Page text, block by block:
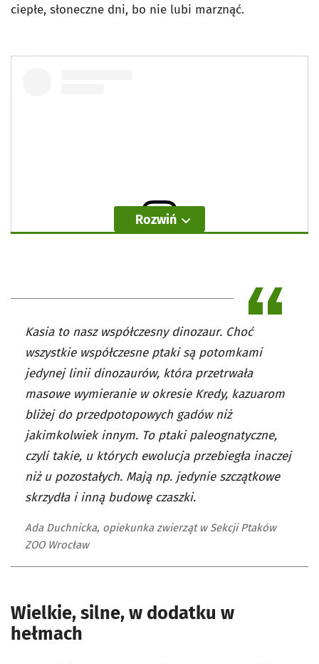
ciepłe, słoneczne dni, bo nie lubi marznąć.
Rozwiń
Kasia to nasz współczesny dinozaur. Choć
wszystkie współczesne ptaki są potomkami
jedynej linii dinozaurów, która przetrwała
masowe wymieranie w okresie Kredy, kazuarom
bliżej do przedpotopowych gadów niż
jakimkolwiek innym. To ptaki paleognatyczne,
czyli takie, u których ewolucja przebiegła inaczej
niż u pozostałych. Mają np. jedynie szczątkowe
skrzydła i inną budowę czaszki.
Ada Duchnicka, opiekunka zwierząt w Sekcji Ptaków
ZOO Wrocław
Wielkie, silne, w dodatku w
hełmach